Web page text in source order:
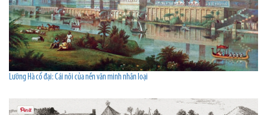
Lưỡng Hà cổ đại: Cái nôi của nền văn minh nhân loại